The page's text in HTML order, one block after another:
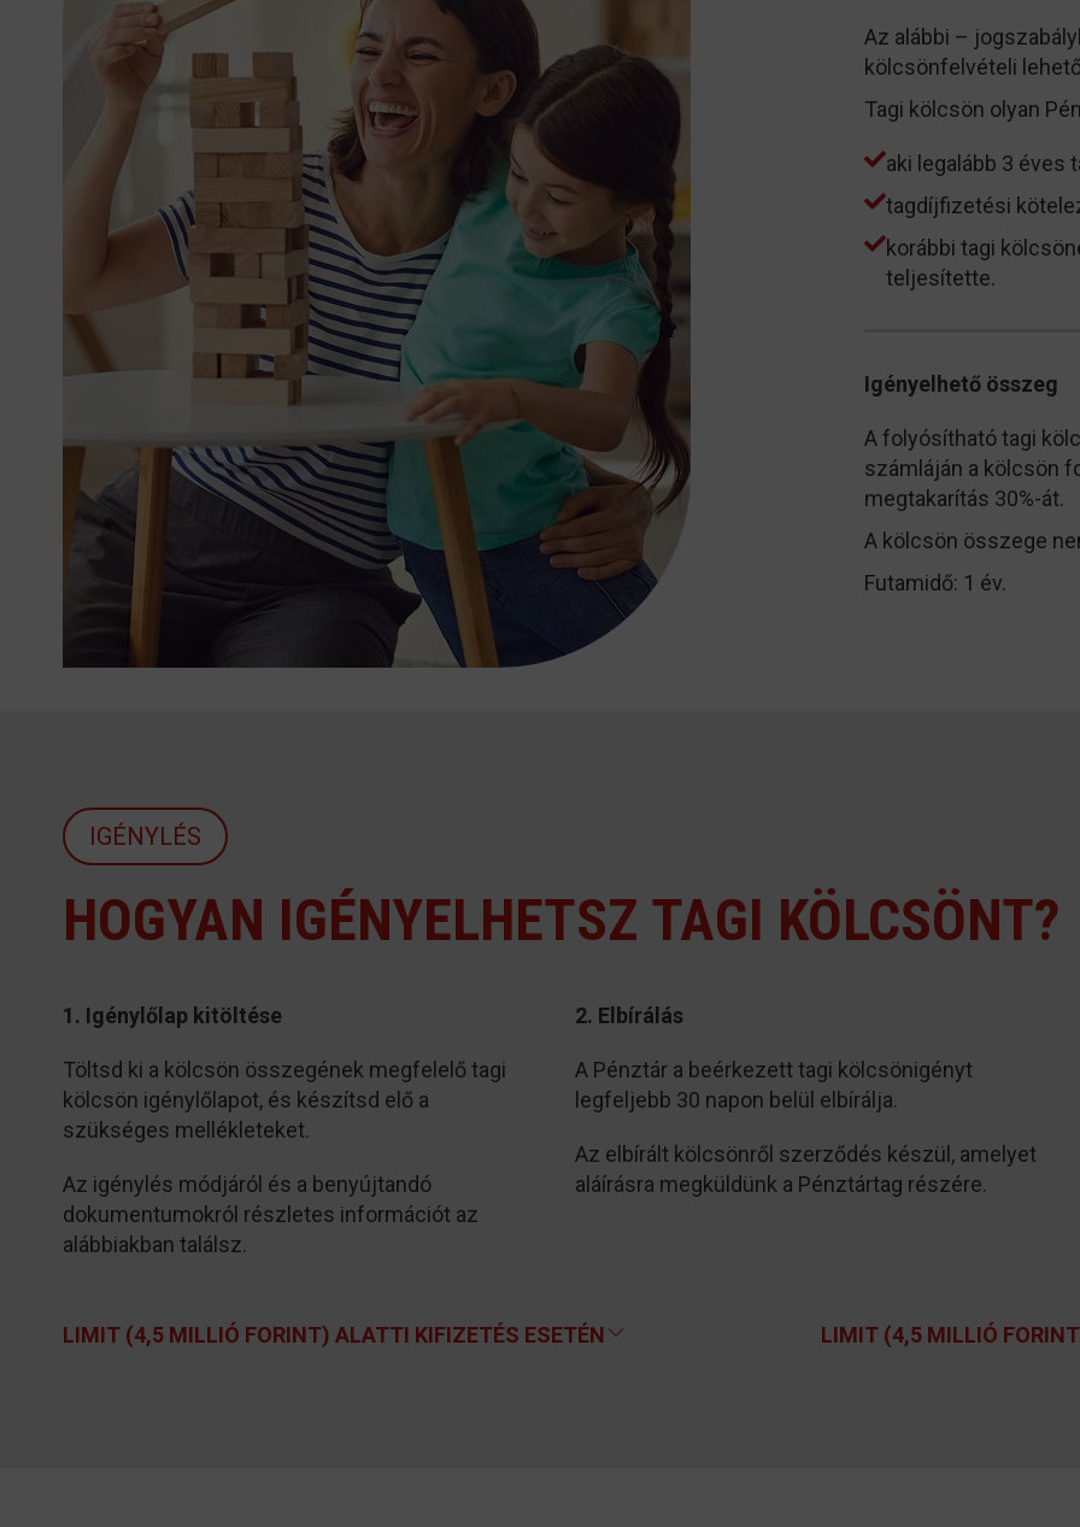
Az alábbi –
kölcsönfelvételi
Tagi kölcsön olyan
aki legalább 3 éves
tagdíjfizetési
korábbi tagi
teljesítette.
Igényelhető összeg
A folyósítható tagi
számláján a kölcsön
megtakarítás 30%-át.
A kölcsön összege
Futamidő: 1 év.
IGÉNYLÉS
HOGYAN IGÉNYELHETSZ TAGI KÖLCSÖNT?
1. Igénylőlap kitöltése
Töltsd ki a kölcsön összegének megfelelő tagi
kölcsön igénylőlapot, és készítsd elő a
szükséges mellékleteket.
Az igénylés módjáról és a benyújtandó
dokumentumokról részletes információt az
alábbiakban találsz.
2. Elbírálás
A Pénztár a beérkezett tagi kölcsönigényt
legfeljebb 30 napon belül elbírálja.
Az elbírált kölcsönről szerződés készül, amelyet
aláírásra megküldünk a Pénztártag részére.
LIMIT (4,5 MILLIÓ FORINT) ALATTI KIFIZETÉS ESETÉN LIMIT (4,5 MILLIÓ